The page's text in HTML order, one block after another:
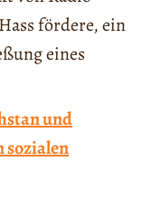
fördere, ein
eines
und
sozialen